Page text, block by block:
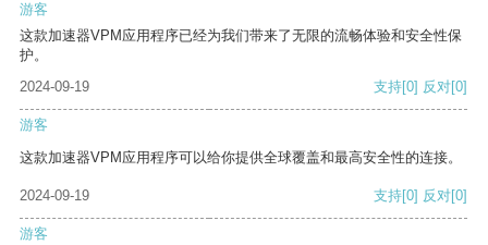
游客
这款加速器VPM应用程序已经为我们带来了无限的流畅体验和安全性保
护。
2024-09-19
支持[0] 反对[0]
游客
这款加速器VPM应用程序可以给你提供全球覆盖和最高安全性的连接。
2024-09-19 支持[0] 反对[0]
游客